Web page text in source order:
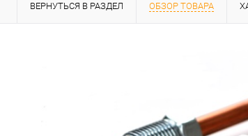
ВЕРНУТЬСЯ В РАЗДЕЛ ОБЗОР ТОВАРА